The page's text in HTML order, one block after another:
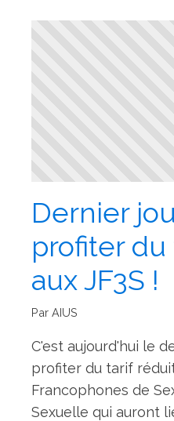
Dernier
profiter
aux JF3S !
Par AIUS
C'est aujourd'hui le
profiter du tarif
Francophones de
Sexuelle qui auront